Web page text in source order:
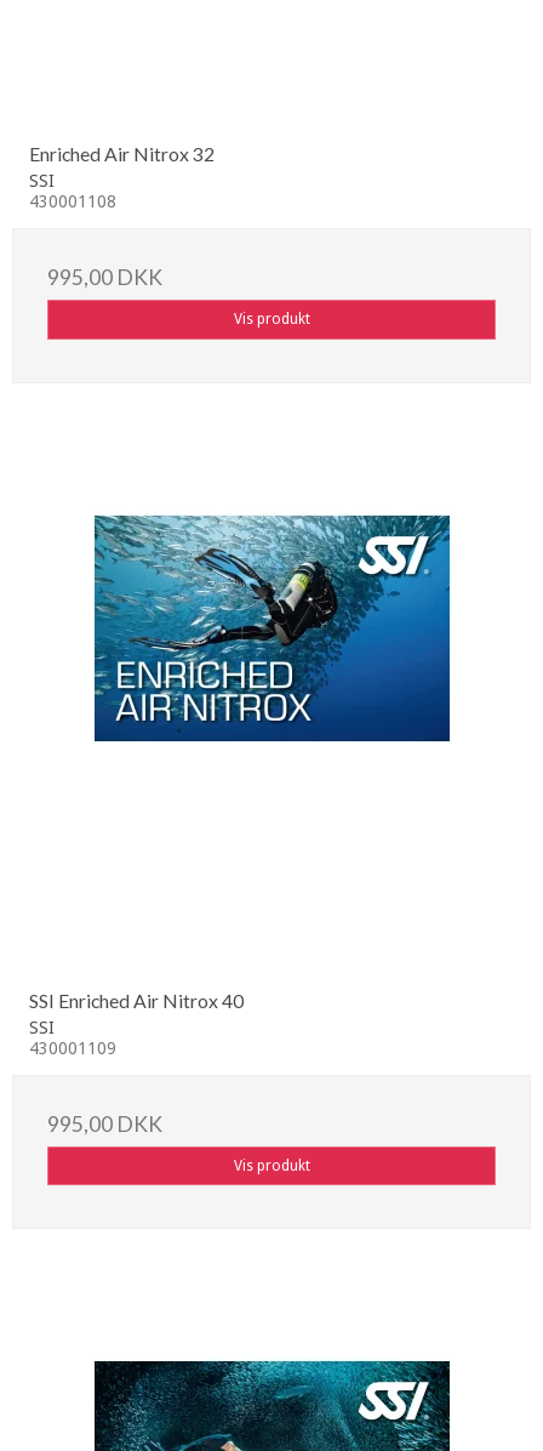
Enriched Air Nitrox 32
SSI
430001108
995,00 DKK
Vis produkt
SSI Enriched Air Nitrox 40
SSI
430001109
995,00 DKK
Vis produkt